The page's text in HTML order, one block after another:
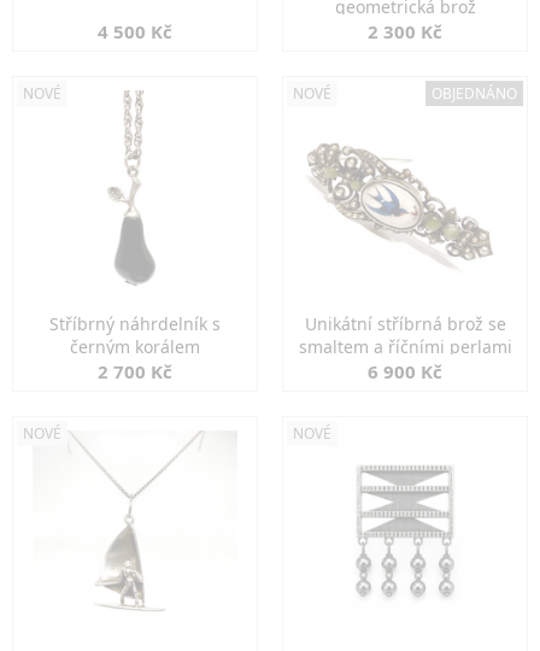
4 500 Kč
geometrická brož
2 300 Kč
NOVÉ
Stříbrný náhrdelník s
černým korálem
2 700 Kč
NOVÉ OBJEDNÁNO
Unikátní stříbrná brož se
smaltem a říčními perlami
6 900 Kč
NOVÉ NOVÉ